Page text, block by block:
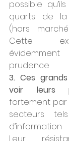
possible
quarts de la
(hors
Cette
prudence
3. Ces
voir leurs
fortement
secteurs